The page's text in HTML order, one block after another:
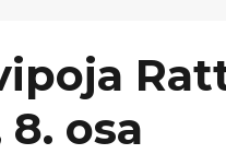
osa